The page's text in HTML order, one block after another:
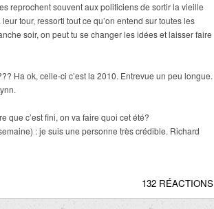
reprochent souvent aux politiciens de sortir la vieille
tour, ressorti tout ce qu’on entend sur toutes les
soir, on peut tu se changer les idées et laisser faire
Ha ok, celle-ci c’est la 2010. Entrevue un peu longue.
que c’est fini, on va faire quoi cet été?
: je suis une personne très crédible. Richard
132 RÉACTIONS